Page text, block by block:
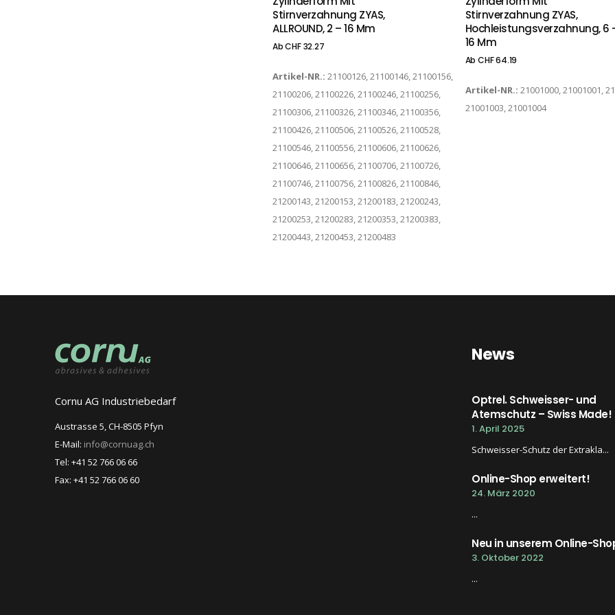
Stirnverzahnung ZYAS,
ALLROUND, 2 – 16 Mm
AbCHF32.27
Artikel-NR.: 21100126, 21100146, 21100156,
21100206, 21100226, 21100246, 21100256,
21100306, 21100326, 21100346, 21100356,
21100426, 21100506, 21100526, 21100528,
21100546, 21100556, 21100606, 21100626,
21100646, 21100656, 21100706, 21100726,
21100746, 21100756, 21100826, 21100846,
21200143, 21200153, 21200183, 21200243,
21200253, 21200283, 21200353, 21200383,
21200443, 21200453, 21200483
Stirnverzahnung ZYAS,
Hochleistungsverzahnung, 6
16 Mm
Ab CHF64.19
Artikel-NR.: 21001000, 21001001,
21001003, 21001004
Cornu AG Industriebedarf
Austrasse 5, CH-8505 Pfyn
E-Mail: info@cornuag.ch
Tel: +41 52 766 06 66
Fax: +41 52 766 06 60
News
Optrel. Schweisser- und
Atemschutz – Swiss Made!
1. April 2025
Schweisser-Schutz der Extrakla...
Online-Shop erweitert!
24. März 2020
...
Neu in unserem Online-
3. Oktober 2022
...